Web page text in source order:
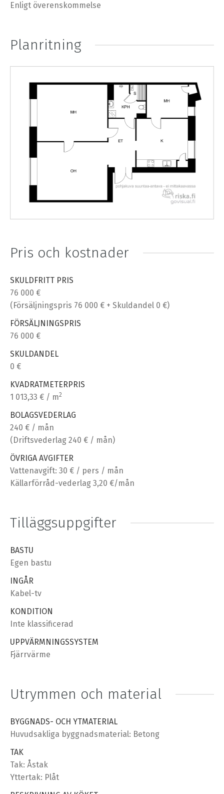
Enligt överenskommelse
Planritning
Pris och kostnader
SKULDFRITT PRIS
76 000 €
(Försäljningspris 76 000 € + Skuldandel 0 €)
FÖRSÄLJNINGSPRIS
76 000 €
SKULDANDEL
0 €
KVADRATMETERPRIS
1 013,33 € / m2
BOLAGSVEDERLAG
240 € / mån
(Driftsvederlag 240 € / mån)
ÖVRIGA AVGIFTER
Vattenavgift: 30 € / pers / mån
Källarförråd-vederlag 3,20 €/mån
Tilläggsuppgifter
BASTU
Egen bastu
INGÅR
Kabel-tv
KONDITION
Inte klassificerad
UPPVÄRMNINGSSYSTEM
Fjärrvärme
Utrymmen och material
BYGGNADS- OCH YTMATERIAL
Huvudsakliga byggnadsmaterial: Betong
TAK
Tak: Åstak
Yttertak: Plåt